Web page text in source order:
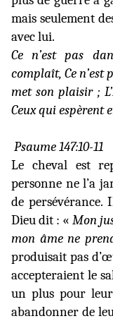
mais seulement
avec lui.
Ce n’est pas
complaît, Ce n’est
met son plaisir ;
Ceux qui espèrent
Psaume 147:10-11
Le cheval est
personne ne l’a
de
Dieu dit : « Mon
mon âme ne
produisait pas
accepteraient le
un plus pour
abandonner de